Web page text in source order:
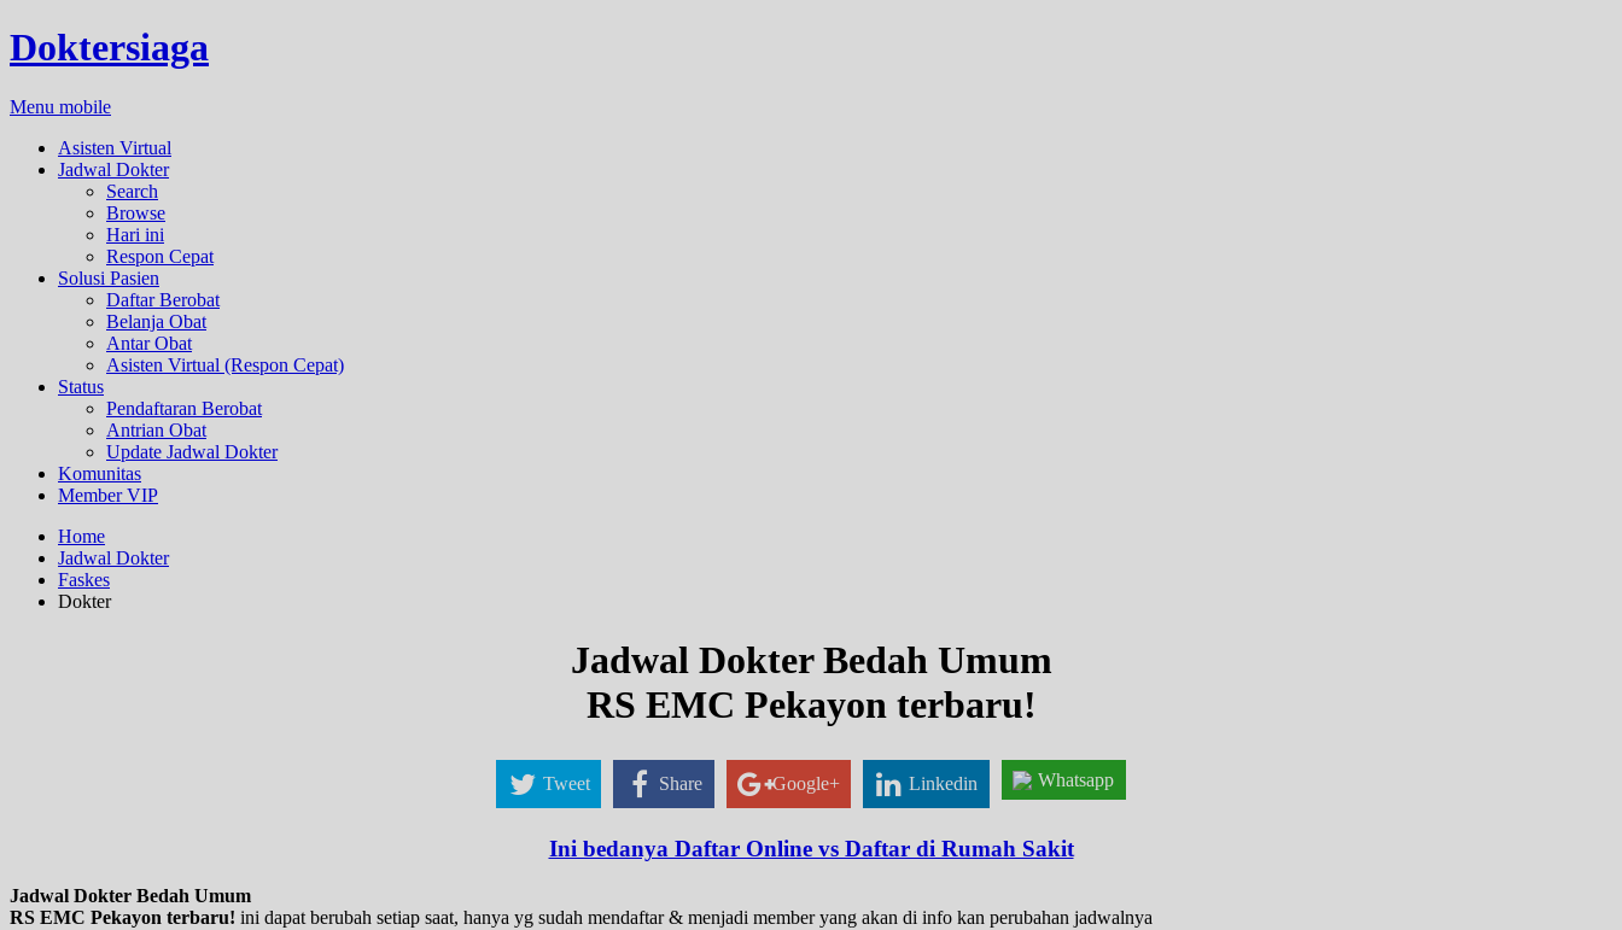
Doktersiaga
Menu mobile
Asisten Virtual
Jadwal Dokter
Search
Browse
Hari ini
Respon Cepat
Solusi Pasien
Daftar Berobat
Belanja Obat
Antar Obat
Asisten Virtual (Respon Cepat)
Status
Pendaftaran Berobat
Antrian Obat
Update Jadwal Dokter
Komunitas
Member VIP
Home
Jadwal Dokter
Faskes
Dokter
Jadwal Dokter Bedah Umum
RS EMC Pekayon terbaru!
Tweet Share Google+ Linkedin Whatsapp
Ini bedanya Daftar Online vs Daftar di Rumah Sakit
Jadwal Dokter Bedah Umum
RS EMC Pekayon terbaru! ini dapat berubah setiap saat, hanya yg sudah mendaftar & menjadi member yang akan di info kan perubahan jadwalnya